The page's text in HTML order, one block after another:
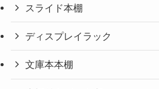
スライド本棚
ディスプレイラック
文庫本本棚